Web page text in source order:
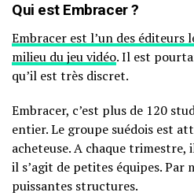
Qui est Embracer ?
Embracer est l’un des
milieu du jeu vidéo. Il est
qu’il est très discret.
Embracer, c’est plus de 120
entier. Le groupe suédois est
acheteuse. A chaque trimestre,
il s’agit de petites équipes. Par
puissantes structures.